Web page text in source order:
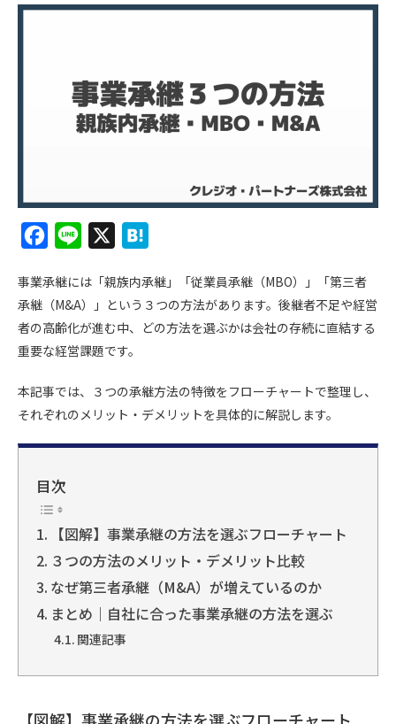
c
e
b
o
k
n
e
t
e
事業承継には「親族内承継」「従業員承継（MBO）」「第三者
承継（M&A）」という３つの方法があります。後継者不足や経営
者の高齢化が進む中、どの方法を選ぶかは会社の存続に直結する
重要な経営課題です。
本記事では、３つの承継方法の特徴をフローチャートで整理し、
それぞれのメリット・デメリットを具体的に解説します。
目次
【図解】事業承継の方法を選ぶフローチャート
３つの方法のメリット・デメリット比較
なぜ第三者承継（M&A）が増えているのか
まとめ｜自社に合った事業承継の方法を選ぶ
関連記事